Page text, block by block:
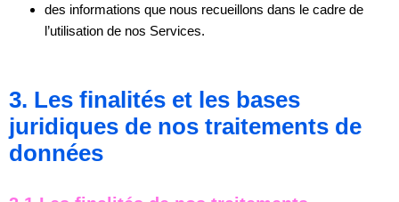
des informations que nous recueillons dans le cadre de
l’utilisation de nos Services.
3. Les finalités et les bases
juridiques de nos traitements de
données